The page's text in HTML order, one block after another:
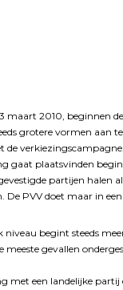
maart 2010, beginnen
grotere vormen aan
de
gaat plaatsvinden
partijen halen
De PVV doet maar in
begint steeds
meeste gevallen
met een landelijke